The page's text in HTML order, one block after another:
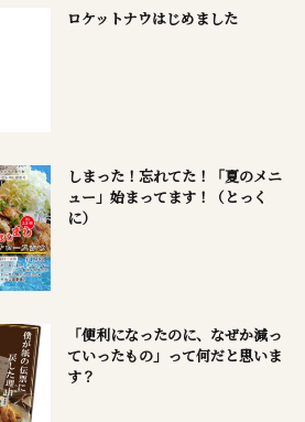
ロケットナウはじめました
しまった！忘れてた！「夏のメニ
ュー」始まってます！（とっく
に）
「便利になったのに、なぜか減っ
ていったもの」って何だと思いま
す？